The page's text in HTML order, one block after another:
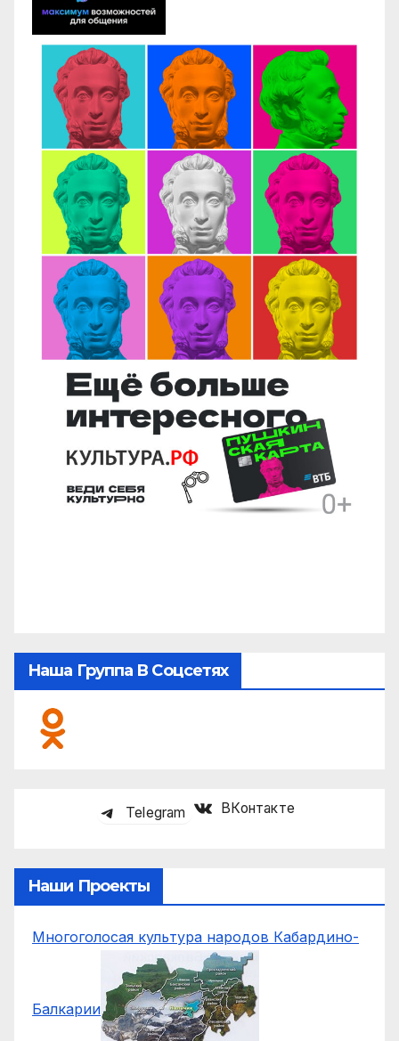
Наша Группа В Соцсетях
Telegram ВКонтакте
Наши Проекты
Многоголосая культура народов Кабардино-
Балкарии